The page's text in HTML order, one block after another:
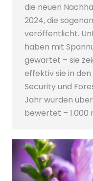
die neuen
2024, die
veröffentlicht.
haben mit
gewartet – sie
effektiv sie in
Security und
Jahr wurden
bewertet – 1.000